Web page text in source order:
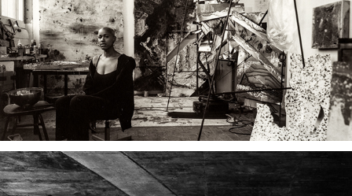
ATELIER